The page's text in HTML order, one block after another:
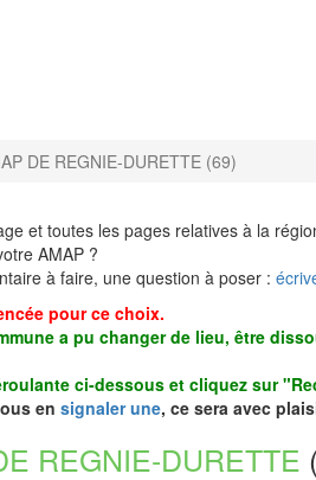
DE REGNIE-DURETTE (69)
et toutes les pages relatives à la
AMAP ?
à faire, une question à poser :
pour ce choix.
a pu changer de lieu, être
ci-dessous et cliquez sur
en signaler une, ce sera avec
REGNIE-DURETTE